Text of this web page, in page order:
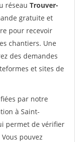
réseau Trouver-
gratuite et
pour recevoir
chantiers. Une
des demandes
et sites de
par notre
à Saint-
permet de vérifier
pouvez